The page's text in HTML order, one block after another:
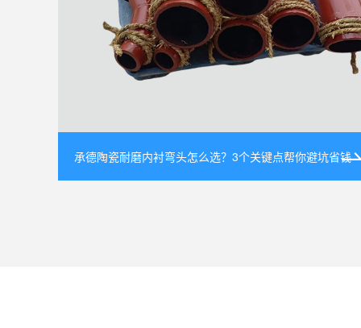
承德陶瓷耐磨内衬弯头怎么选？3个关键点帮你避坑省钱